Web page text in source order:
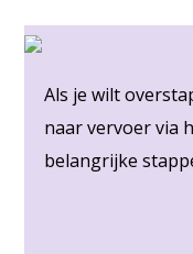
Als je wilt
naar vervoer via
belangrijke